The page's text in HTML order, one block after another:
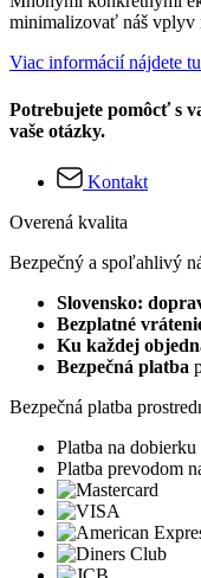
minimalizovať náš vplyv
Viac informácií nájdete
Potrebujete pomôcť s
vaše otázky.
Kontakt
Overená kvalita
Bezpečný a spoľahlivý
Slovensko:
Bezplatné
Ku každej
Bezpečná platba
Bezpečná platba
Platba na dobierku
Platba prevodom